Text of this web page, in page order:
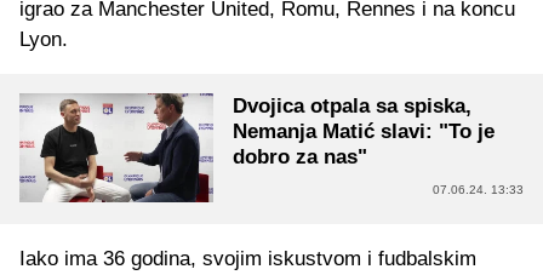
igrao za Manchester United, Romu, Rennes i na koncu
Lyon.
Dvojica otpala sa spiska,
Nemanja Matić slavi: "To je
dobro za nas"
07.06.24. 13:33
Iako ima 36 godina, svojim iskustvom i fudbalskim